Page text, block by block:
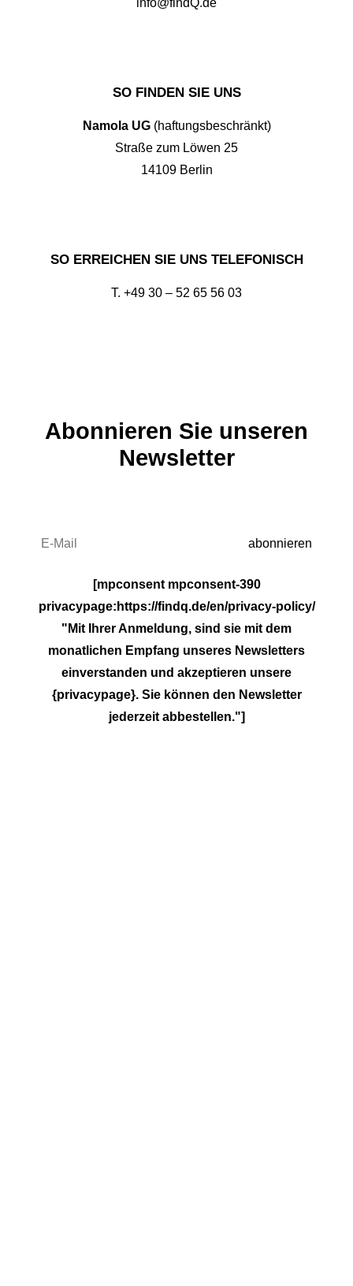
info@findQ.de
SO FINDEN SIE UNS
Namola UG (haftungsbeschränkt)
Straße zum Löwen 25
14109 Berlin
SO ERREICHEN SIE UNS TELEFONISCH
T. +49 30 – 52 65 56 03
Abonnieren Sie unseren
Newsletter
[mpconsent mpconsent-390
privacypage:https://findq.de/en/privacy-policy/
"Mit Ihrer Anmeldung, sind sie mit dem
monatlichen Empfang unseres Newsletters
einverstanden und akzeptieren unsere
{privacypage}. Sie können den Newsletter
jederzeit abbestellen."]